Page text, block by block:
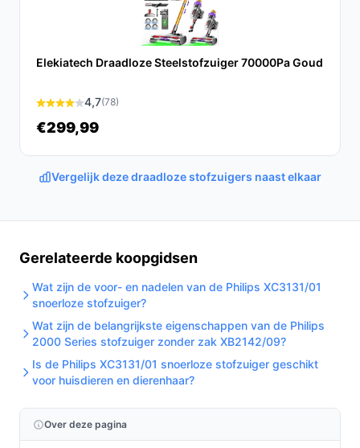
De Philips Steelstofzuiger XC5041/01 Aqua is een
veelzijdige en efficiënte oplossing voor al je
schoonmaakbehoeften. Met zijn krachtige functies en
moderne huishoudens.
past bij jouw behoeften!
Elekiatech Draadloze Steelstofzuiger 70000Pa Goud
4,7(78)
€299,99
Vergelijk deze draadloze stofzuigers naast elkaar
Gerelateerde koopgidsen
Wat zijn de voor- en nadelen van de Philips XC3131/01
snoerloze stofzuiger?
Wat zijn de belangrijkste eigenschappen van de Philips
2000 Series stofzuiger zonder zak XB2142/09?
Is de Philips XC3131/01 snoerloze stofzuiger geschikt
voor huisdieren en dierenhaar?
Over deze pagina